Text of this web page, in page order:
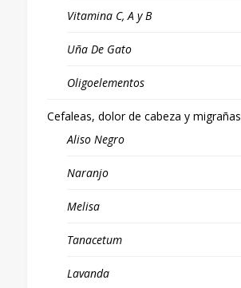
Vitamina C, A y B
Uña De Gato
Oligoelementos
Cefaleas, dolor de cabeza y migrañas
Aliso Negro
Naranjo
Melisa
Tanacetum
Lavanda